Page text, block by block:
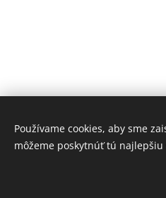
Používame cookies, aby sme
môžeme poskytnúť tú najlepšiu